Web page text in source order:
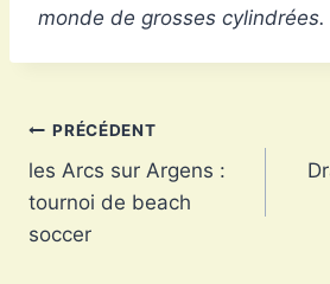
monde de grosses cylindrées.
Navigation
de
l’article
PRÉCÉDENT
les Arcs sur Argens :
tournoi de beach
soccer